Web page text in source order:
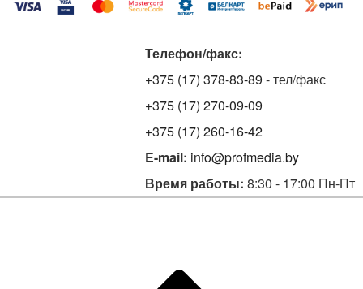
Телефон/факс:
+375 (17) 378-83-89 - тел/факс
+375 (17) 270-09-09
+375 (17) 260-16-42
E-mail: info@profmedia.by
Время работы: 8:30 - 17:00 Пн-Пт